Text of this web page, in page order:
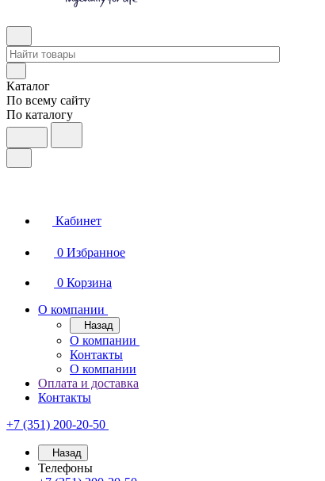
Каталог
По всему сайту
По каталогу
Кабинет
0 Избранное
0 Корзина
О компании
Назад
О компании
Контакты
О компании
Оплата и доставка
Контакты
+7 (351) 200-20-50
Назад
Телефоны